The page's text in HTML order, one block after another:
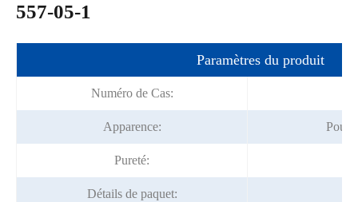
557-05-1
Paramètres du produit
Numéro de Cas:
Apparence:
Pureté:
Détails de paquet: